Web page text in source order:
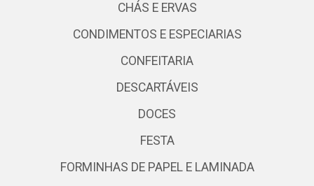
CHÁS E ERVAS
CONDIMENTOS E ESPECIARIAS
CONFEITARIA
DESCARTÁVEIS
DOCES
FESTA
FORMINHAS DE PAPEL E LAMINADA